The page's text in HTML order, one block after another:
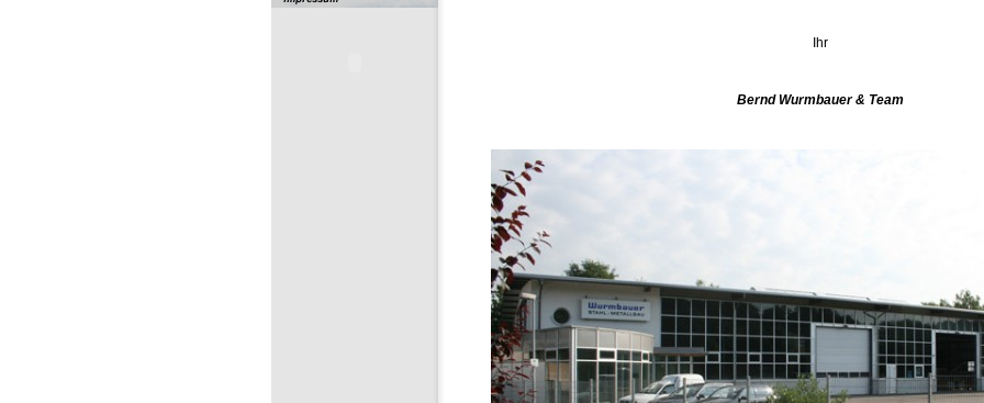
Ihr
Bernd Wurmbauer & Team